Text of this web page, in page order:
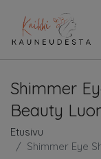
Shimmer
Beauty
Etusivu
Shimmer Eye